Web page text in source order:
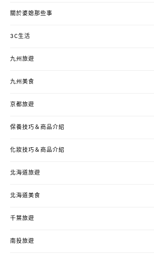
關於婆媳那些事
3C生活
九州旅遊
九州美食
京都旅遊
保養技巧＆商品介紹
化妝技巧＆商品介紹
北海道旅遊
北海道美食
千葉旅遊
南投旅遊